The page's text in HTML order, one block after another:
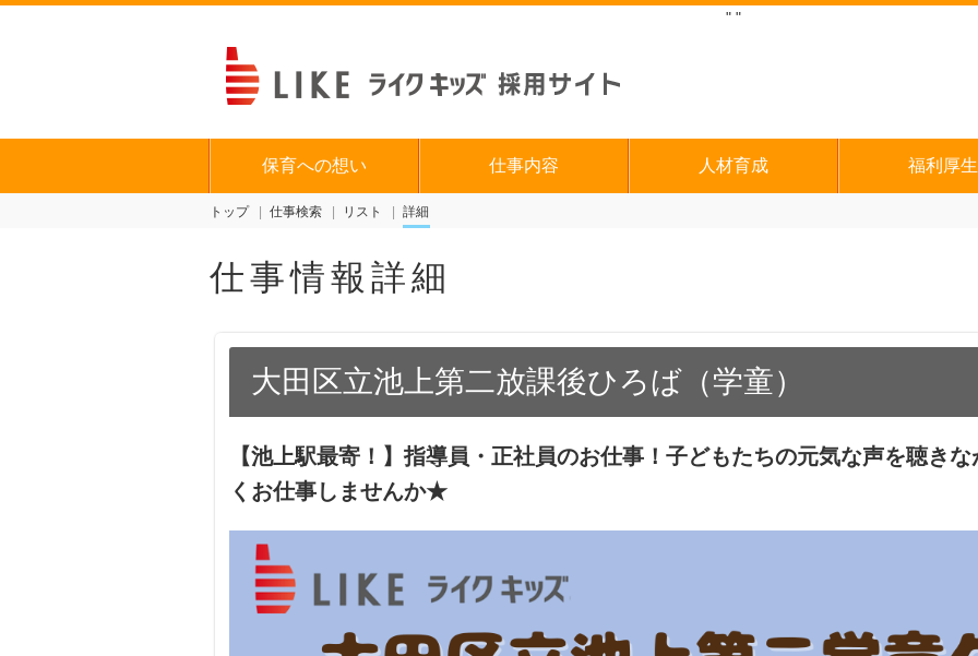
" "
保育への想い 仕事内容 人材育成 福利厚生
トップ 仕事検索 リスト 詳細
仕事情報詳細
大田区立池上第二放課後ひろば（学童）
【池上駅最寄！】指導員・正社員のお仕事！子どもたちの元気な声を聴き
くお仕事しませんか★